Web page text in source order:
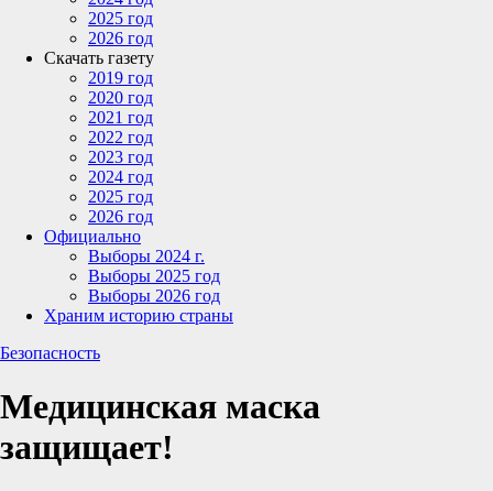
2025 год
2026 год
Скачать газету
2019 год
2020 год
2021 год
2022 год
2023 год
2024 год
2025 год
2026 год
Официально
Выборы 2024 г.
Выборы 2025 год
Выборы 2026 год
Храним историю страны
Безопасность
Медицинская маска
защищает!